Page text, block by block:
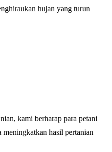
hujan yang turun
kami berharap para petani
meningkatkan hasil pertanian